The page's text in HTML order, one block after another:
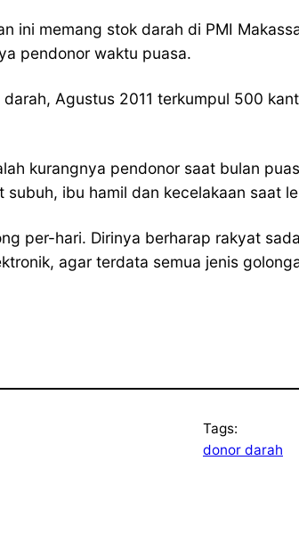
ini memang stok darah di PMI
pendonor waktu puasa.
Agustus 2011 terkumpul 500
kurangnya pendonor saat bulan
ibu hamil dan kecelakaan saat
per-hari. Dirinya berharap rakyat
agar terdata semua jenis
Tags:
donor darah